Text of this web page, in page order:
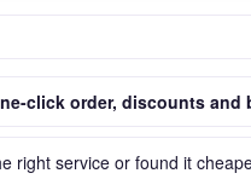
click order, discounts and
right service or found it